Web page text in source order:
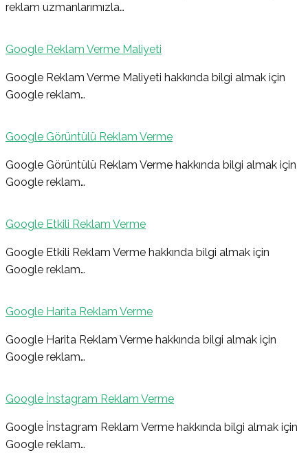
reklam uzmanlarımızla…
Google Reklam Verme Maliyeti
Google Reklam Verme Maliyeti hakkında bilgi almak için
Google reklam…
Google Görüntülü Reklam Verme
Google Görüntülü Reklam Verme hakkında bilgi almak için
Google reklam…
Google Etkili Reklam Verme
Google Etkili Reklam Verme hakkında bilgi almak için
Google reklam…
Google Harita Reklam Verme
Google Harita Reklam Verme hakkında bilgi almak için
Google reklam…
Google İnstagram Reklam Verme
Google İnstagram Reklam Verme hakkında bilgi almak için
Google reklam…